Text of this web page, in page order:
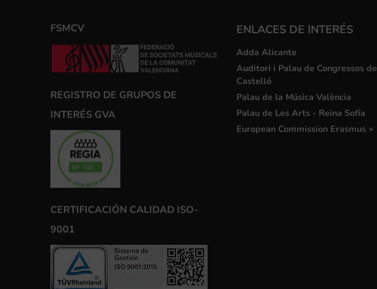
FSMCV
REGISTRO DE GRUPOS DE
INTERÉS GVA
CERTIFICACIÓN CALIDAD ISO-
9001
ENLACES DE INTERÉS
Adda Alicante
Auditori i Palau de Congressos de
Castelló
Palau de la Música València
Palau de Les Arts - Reina Sofía
European Commission Erasmus +